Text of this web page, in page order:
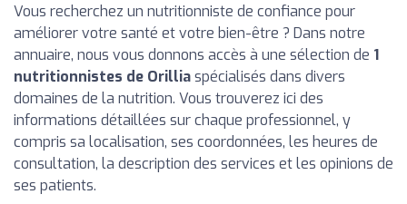
Vous recherchez un nutritionniste de confiance pour
améliorer votre santé et votre bien-être ? Dans notre
annuaire, nous vous donnons accès à une sélection de 1
nutritionnistes de Orilliaspécialisés dans divers
domaines de la nutrition. Vous trouverez ici des
informations détaillées sur chaque professionnel, y
compris sa localisation, ses coordonnées, les heures de
consultation, la description des services et les opinions de
ses patients.